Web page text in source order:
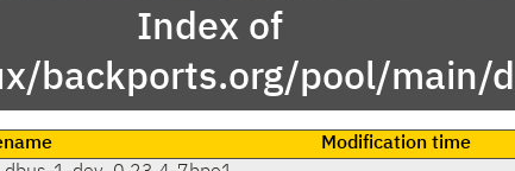
Index of
backports.org/pool/main/
Modification time